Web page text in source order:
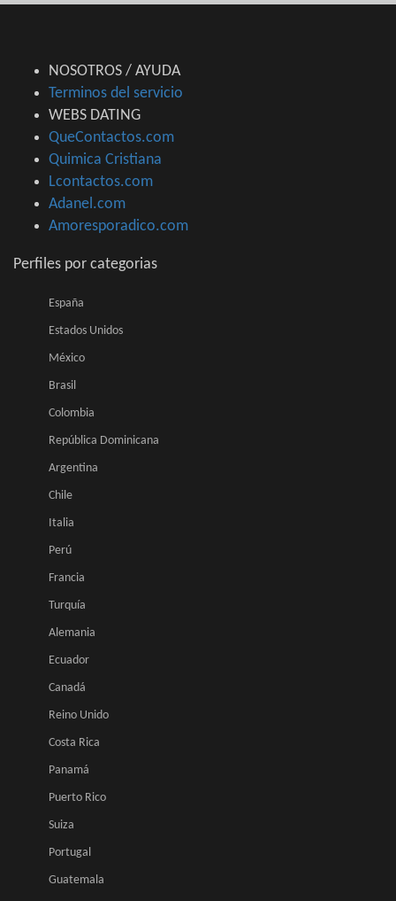
NOSOTROS / AYUDA
Terminos del servicio
WEBS DATING
QueContactos.com
Quimica Cristiana
Lcontactos.com
Adanel.com
Amoresporadico.com
Perfiles por categorias
España
Estados Unidos
México
Brasil
Colombia
República Dominicana
Argentina
Chile
Italia
Perú
Francia
Turquía
Alemania
Ecuador
Canadá
Reino Unido
Costa Rica
Panamá
Puerto Rico
Suiza
Portugal
Guatemala